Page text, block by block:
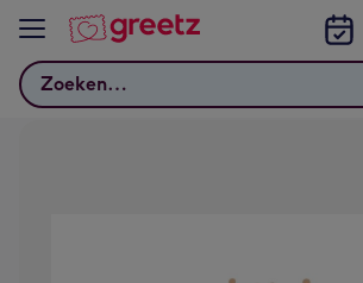
Bekijk meer
Zoeken